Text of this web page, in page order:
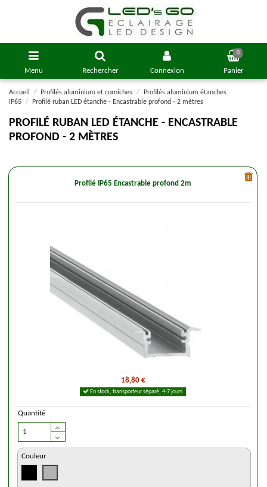
Menu Rechercher Connexion
0
Panier
Accueil Profilés aluminium et corniches
Profilés aluminium étanches
IP65
Profilé ruban LED étanche - Encastrable profond - 2 mètres
PROFILÉ RUBAN LED ÉTANCHE - ENCASTRABLE
PROFOND - 2 MÈTRES
Profilé IP65 Encastrable profond 2m
18,80 €
En stock, transporteur séparé, 4-7 jours
Quantité
Couleur